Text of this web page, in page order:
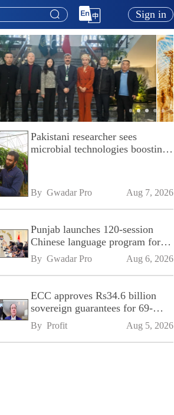
Sign in
Pakistani researcher sees
microbial technologies boosting
By Gwadar Pro Aug 7, 2026
Punjab launches 120-session
Chinese language program for
SPU
By Gwadar Pro Aug 6, 2026
ECC approves Rs34.6 billion
sovereign guarantees for 69-
kilometre Sialkot-Kharian
Motorway
By Profit Aug 5, 2026